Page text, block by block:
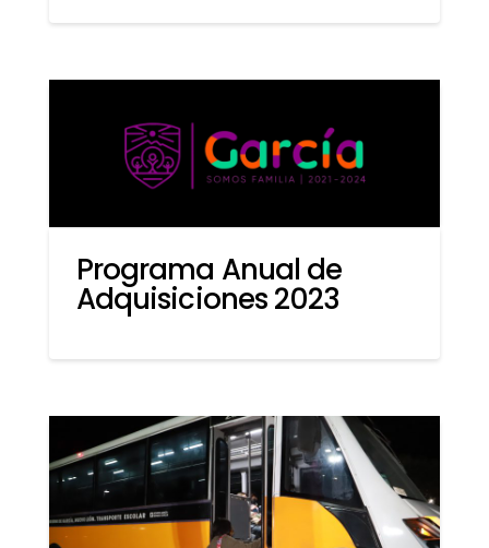
Programa Anual de
Adquisiciones 2023